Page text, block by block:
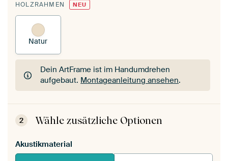
HOLZRAHMEN NEU
Natur
Dein ArtFrame ist im Handumdrehen
aufgebaut. Montageanleitung ansehen.
Dein ArtFrame ist im Handumdrehen
aufgebaut.Montageanleitung ansehen
2 Wähle zusätzliche Optionen
Akustikmaterial